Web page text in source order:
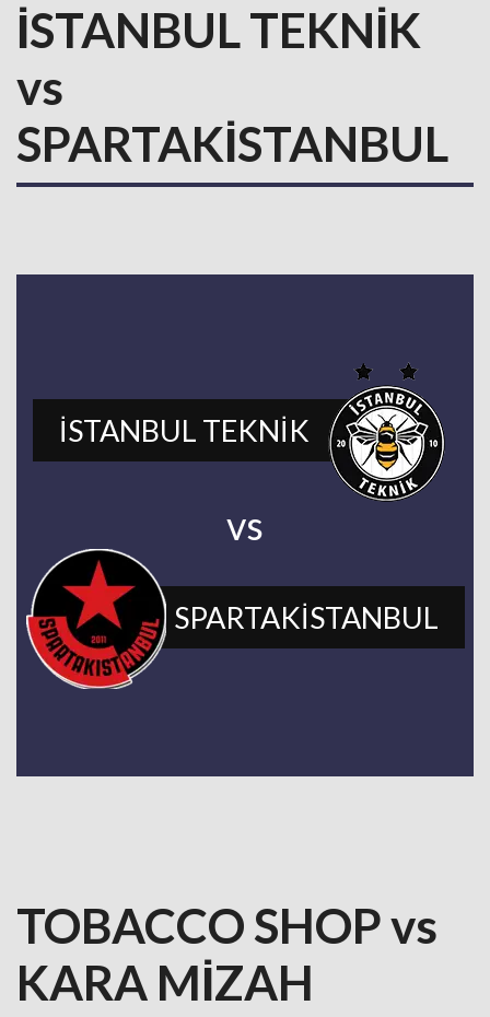
İSTANBUL TEKNİK
vs
SPARTAKİSTANBUL
İSTANBUL TEKNİK
vs
SPARTAKİSTANBUL
TOBACCO SHOP vs
KARA MİZAH